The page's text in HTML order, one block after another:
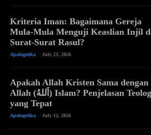
Kriteria Iman: Bagaimana Gereja
Mula-Mula Menguji Keaslian Injil
Surat-Surat Rasul?
Apologetika July 23, 2026
Apakah Allah Kristen Sama dengan
Allah (اَللهُ) Islam? Penjelasan Teologis
yang Tepat
Apologetika July 12, 2026